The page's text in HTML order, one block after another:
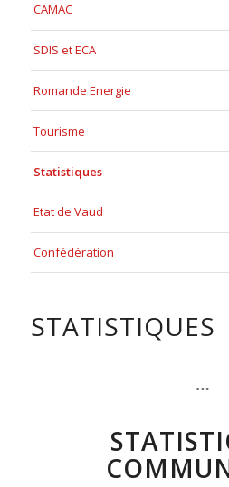
CAMAC
SDIS et ECA
Romande Energie
Tourisme
Statistiques
Etat de Vaud
Confédération
STATISTIQUES